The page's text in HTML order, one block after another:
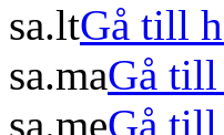
sa.ltGå till
sa.maGå till
sa.meGå till